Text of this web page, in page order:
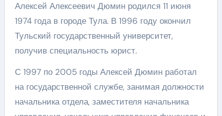
Алексей Алексеевич Дюмин родился 11 июня
1974 года в городе Тула. В 1996 году окончил
Тульский государственный университет,
получив специальность юрист.
С 1997 по 2005 годы Алексей Дюмин работал
на государственной службе, занимая должности
начальника отдела, заместителя начальника